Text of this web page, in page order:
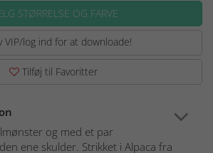
STØRRELSE OG FARVE
VIP/log ind for at downloade!
Tilføj til Favoritter
og med et par
ene skulder. Strikket i Alpaca fra